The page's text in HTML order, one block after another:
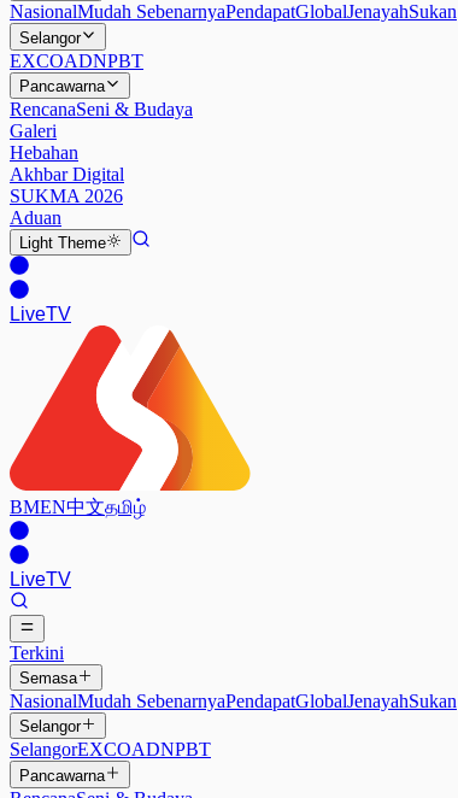
NasionalMudah SebenarnyaPendapatGlobalJenayahSukan
Selangor
EXCOADNPBT
Pancawarna
RencanaSeni & Budaya
Galeri
Hebahan
Akhbar Digital
SUKMA 2026
Aduan
Light Theme
LiveTV
BMEN中文தமிழ்
LiveTV
Terkini
Semasa
NasionalMudah SebenarnyaPendapatGlobalJenayahSukan
Selangor
SelangorEXCOADNPBT
Pancawarna